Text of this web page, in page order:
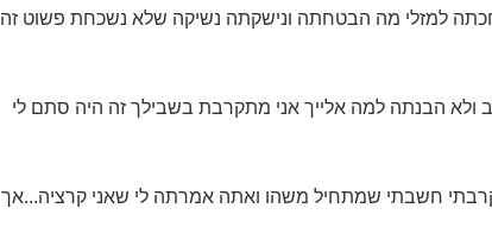
למזלי מה הבטחתה ונישקתה נשיקה שלא נשכחת פשוט זה
ולא הבנתה למה אלייך אני מתקרבת בשבילך זה היה סתם לי
חשבתי שמתחיל משהו ואתה אמרתה לי שאני קרציה...אך